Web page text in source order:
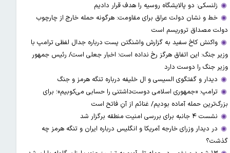
زلنسکی: دو پالایشگاه روسیه را هدف قرار دادیم
خط و نشان دولت عراق برای مقاومت: هرگونه حمله خارج از چارچوب
دولت مصداق تروریسم است
واکنش کاخ سفید به گزارش واشنگتن پست درباره جدال لفظی ترامپ با
وزیر جنگ: این اتفاق هرگز رخ نداده است؛ اخبار جعلی است/ رئیس جمهور
وزیر جنگ را دوست دارد
دیدار و گفتگوی السیسی و ال خلیفه درباره تنگه هرمز و جنگ
ترامپ: «جمهوری اسلامی دوست‌داشتنی را حسابی می‌کوبیم»؛ برای
بزرگ‌ترین حمله آماده بودیم/ غنائم از آنِ فاتح است
نشست ۴ جانبه برای بررسی امنیت منطقه برگزار شد
در دیدار وزرای خارجه آمریکا و انگلیس درباره ایران و تنگه هرمز چه
گذشت؟